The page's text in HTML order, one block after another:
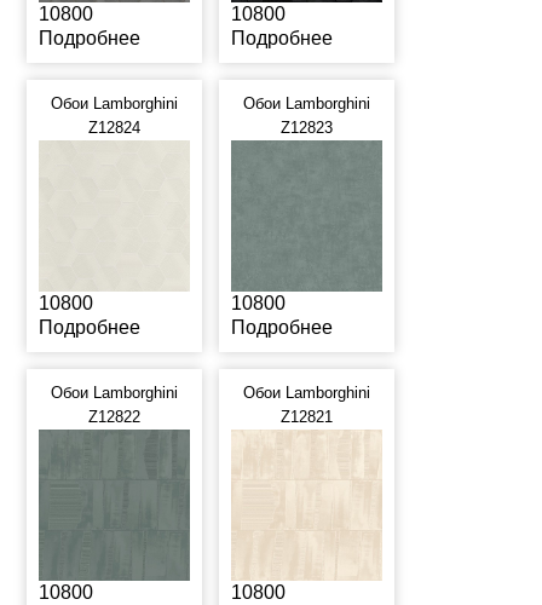
10800
Подробнее
10800
Подробнее
Обои Lamborghini
Z12824
10800
Подробнее
Обои Lamborghini
Z12823
10800
Подробнее
Обои Lamborghini
Z12822
10800
Обои Lamborghini
Z12821
10800